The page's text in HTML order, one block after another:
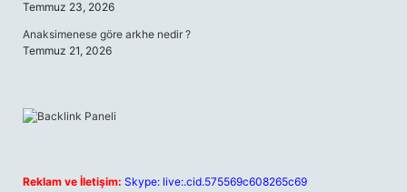
Temmuz 23, 2026
Anaksimenese göre arkhe nedir ?
Temmuz 21, 2026
Reklam ve İletişim: Skype: live:.cid.575569c608265c69